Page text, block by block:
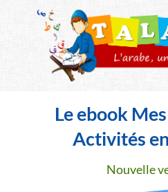
Le ebook
Activités
Nouvelle